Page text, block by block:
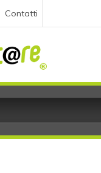
Contatti